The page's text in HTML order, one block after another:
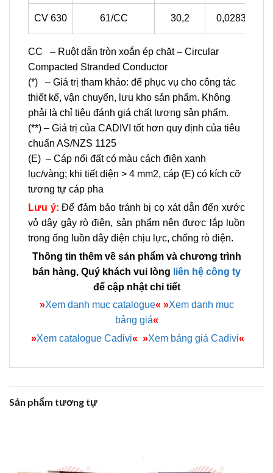
CV 630 61/CC 30,2 0,0283
CC – Ruột dẫn tròn xoắn ép chặt – Circular
Compacted Stranded Conductor
(*) – Giá trị tham khảo: để phục vụ cho công tác
thiết kế, vận chuyển, lưu kho sản phẩm. Không
phải là chỉ tiêu đánh giá chất lượng sản phẩm.
(**) – Giá trị của CADIVI tốt hơn quy định của tiêu
chuẩn AS/NZS 1125
(E) – Cáp nối đất có màu cách điện xanh
lục/vàng; khi tiết diện > 4 mm2, cáp (E) có kích cỡ
tương tự cáp pha
Lưu ý: Để đảm bảo tránh bị cọ xát dẫn đến xước
vỏ dây gây rò điện, sản phẩm nên được lắp luồn
trong ống luồn dây điện chịu lực, chống rò điện.
Thông tin thêm về sản phẩm và chương trình
bán hàng, Quý khách vui lòng liên hệ công ty
để cập nhật chi tiết
»Xem danh mục catalogue« »Xem danh mục
bảng giá«
»Xem catalogue Cadivi« »Xem bảng giá Cadivi«
Sản phẩm tương tự